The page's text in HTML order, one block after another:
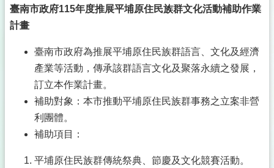
臺南市政府115年度推展平埔原住民族群文化活動補助作業
計畫
臺南市政府為推展平埔原住民族群語言、文化及經濟
產業等活動，傳承該群語言文化及聚落永續之發展，
訂立本作業計畫。
補助對象：本市推動平埔原住民族群事務之立案非營
利團體。
補助項目：
平埔原住民族群傳統祭典、節慶及文化競賽活動。